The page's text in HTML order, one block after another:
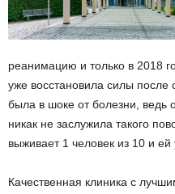
реанимацию и только в 2018
уже восстановила силы
была в шоке от болезни, ведь
никак не заслужила такого
выживает 1 человек из 10 и ей
Качественная клиника с